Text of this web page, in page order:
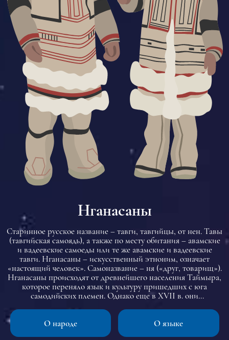
Нганасаны
Старинное русское название – тавги, тавгийцы, от нен. Тавы
(тавгийская самоядь), а также по месту обитания – авамские
и вадеевские самоеды или те же авамские и вадеевские
тавги. Нганасаны – искусственный этноним, означает
«настоящий человек». Самоназвание – ня («друг, товарищ»).
Нганасаны происходят от древнейшего населения Таймыра,
которое переняло язык и культуру пришедших с юга
самодийских племен. Однако еще в XVII в. они
пясидской самояди говорил тогда на самодийском наречии
— неизвестно. Другое вкрапление в нганасанскую культуру
О народе О языке